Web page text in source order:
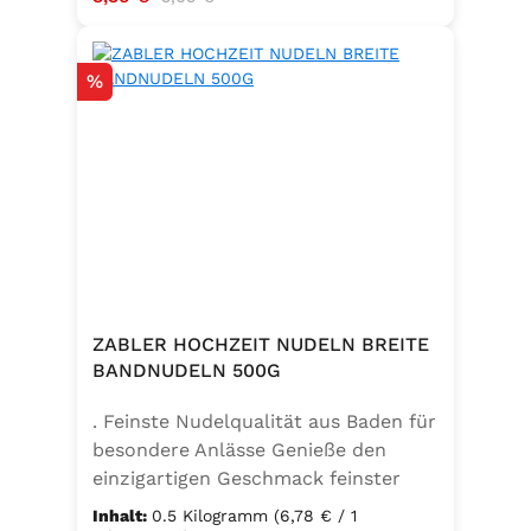
Rabatt
%
ZABLER HOCHZEIT NUDELN BREITE
BANDNUDELN 500G
. Feinste Nudelqualität aus Baden für
besondere Anlässe Genieße den
einzigartigen Geschmack feinster
Bandnudeln – mit den Zabler
Inhalt: 0.5 Kilogramm (6,78 € / 1